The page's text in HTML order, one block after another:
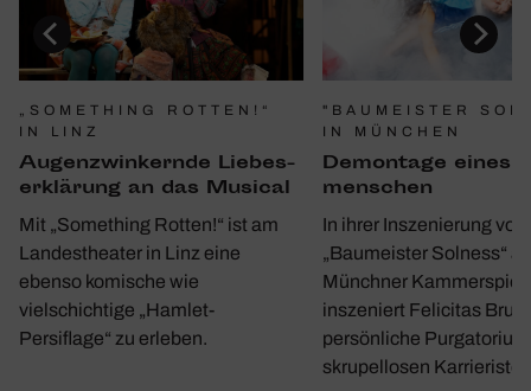
„SOMETHING ROTTEN!“
IN LINZ
Augen­zwin­kernde Liebes­
er­klä­rung an das Musical
Mit „Something Rotten!“ ist am
Landestheater in Linz eine
ebenso komische wie
vielschichtige „Hamlet-
Persiflage“ zu erleben.
"BAUMEISTER
IN MÜNCHEN
Demon­tage eines
men­schen
In ihrer Inszenierung von
„Baumeister Solness“
Münchner
inszeniert Felicitas
persönliche
skrupellosen